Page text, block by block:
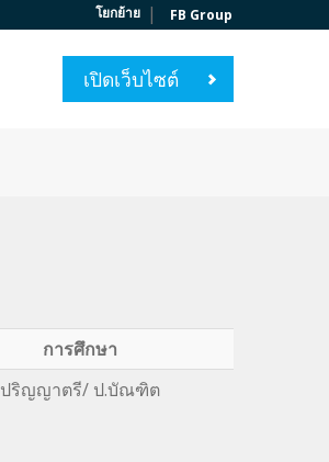
โยกย้าย | FB Group
เปิดเว็บไซต์
การศึกษา
ปริญญาตรี/ ป.บัณฑิต